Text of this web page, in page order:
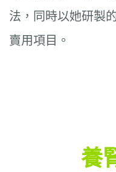
法，同時以她研製
賣用項目。
養